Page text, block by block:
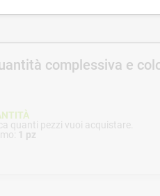
complessiva e
quanti pezzi vuoi acquistare.
1 pz